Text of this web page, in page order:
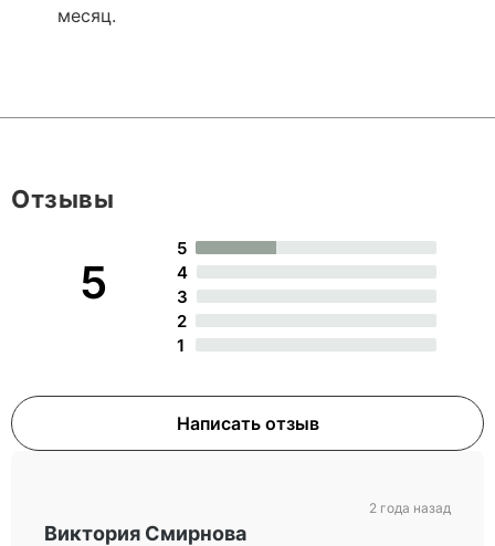
месяц.
5
5
4
3
2
1
Написать отзыв
Отзывы
Виктория Смирнова
2 года назад